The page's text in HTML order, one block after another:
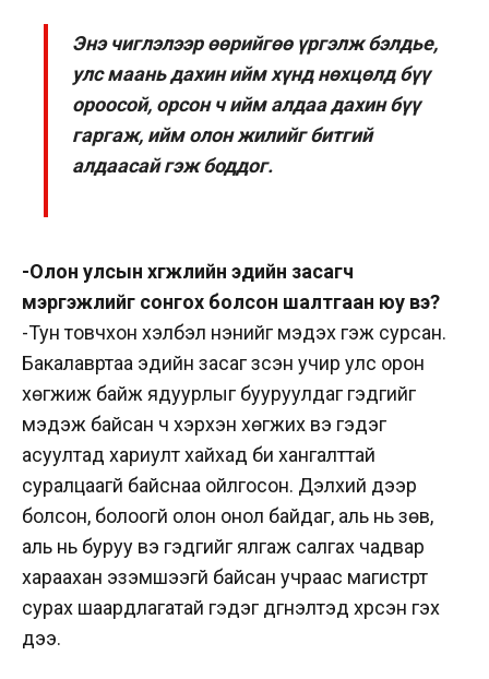
Энэ чиглэлээр өөрийгөө үргэлж бэлдье,
улс маань дахин ийм хүнд нөхцөлд бүү
ороосой, орсон ч ийм алдаа дахин бүү
гаргаж, ийм олон жилийг битгий
алдаасай гэж боддог.
-Олон улсын хөгжлийн эдийн засагч
мэргэжлийг сонгох болсон шалтгаан юу вэ?
-Тун товчхон хэлбэл үнэнийг мэдэх гэж сурсан.
Бакалавртаа эдийн засаг үзсэн учир улс орон
хөгжиж байж ядуурлыг бууруулдаг гэдгийг
мэдэж байсан ч хэрхэн хөгжих вэ гэдэг
асуултад хариулт хайхад би хангалттай
суралцаагүй байснаа ойлгосон. Дэлхий дээр
болсон, болоогүй олон онол байдаг, аль нь зөв,
аль нь буруу вэ гэдгийг ялгаж салгах чадвар
хараахан эзэмшээгүй байсан учраас магистрт
сурах шаардлагатай гэдэг дүгнэлтэд хүрсэн гэх үү
дээ.